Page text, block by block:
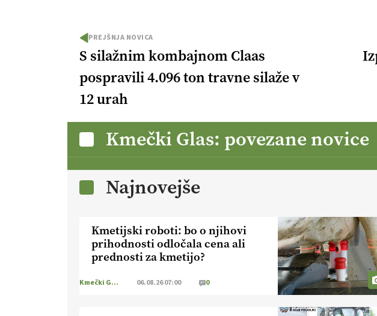
PREJŠNJA NOVICA
S silažnim kombajnom Claas
pospravili 4.096 ton travne silaže v
12 urah
Kmečki Glas: povezane novice
Najnovejše
Kmetijski roboti: bo o njihovi
prihodnosti odločala cena ali
prednosti za kmetijo?
Kmečki Glas 06.08.26 07:00 0